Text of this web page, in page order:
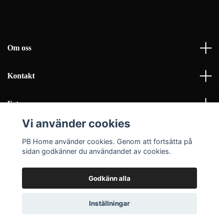
Om oss
Kontakt
Fotmeny
© 2026 PB Home Interior AB
Vi använder cookies
PB Home använder cookies. Genom att fortsätta på
sidan godkänner du användandet av cookies.
Godkänn alla
Inställningar